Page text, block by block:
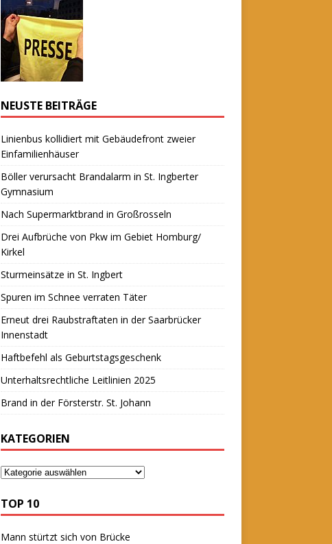
NEUSTE BEITRÄGE
Linienbus kollidiert mit Gebäudefront zweier
Einfamilienhäuser
Böller verursacht Brandalarm in St. Ingberter
Gymnasium
Nach Supermarktbrand in Großrosseln
Drei Aufbrüche von Pkw im Gebiet Homburg/
Kirkel
Sturmeinsätze in St. Ingbert
Spuren im Schnee verraten Täter
Erneut drei Raubstraftaten in der Saarbrücker
Innenstadt
Haftbefehl als Geburtstagsgeschenk
Unterhaltsrechtliche Leitlinien 2025
Brand in der Försterstr. St. Johann
KATEGORIEN
TOP 10
Mann stürtzt sich von Brücke